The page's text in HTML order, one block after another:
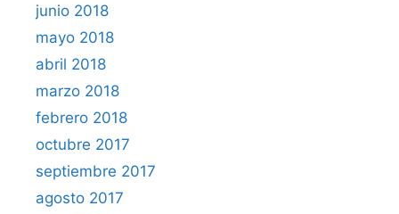
junio 2018
mayo 2018
abril 2018
marzo 2018
febrero 2018
octubre 2017
septiembre 2017
agosto 2017